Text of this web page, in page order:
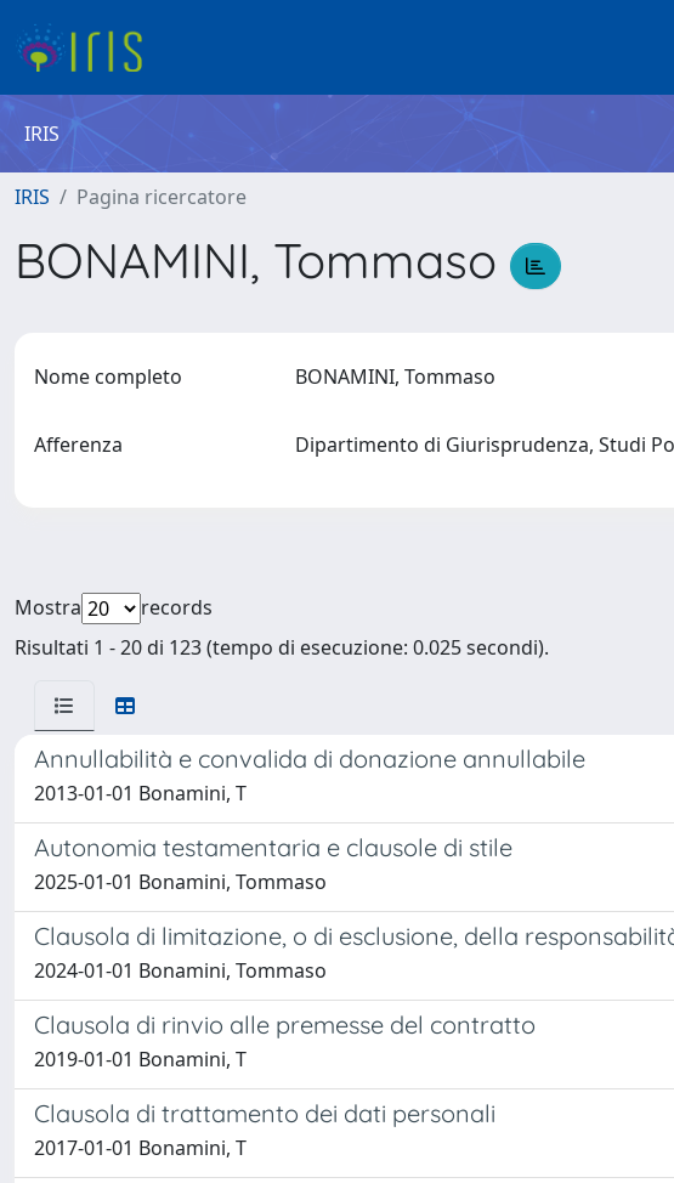
IRIS
IRIS Pagina ricercatore
BONAMINI, Tommaso
Nome completo BONAMINI, Tommaso
Afferenza Dipartimento di Giurisprudenza, Studi
Mostra
records
Risultati 1 - 20 di 123 (tempo di esecuzione: 0.025 secondi).
Annullabilità e convalida di donazione annullabile
2013-01-01 Bonamini, T
Autonomia testamentaria e clausole di stile
2025-01-01 Bonamini, Tommaso
Clausola di limitazione, o di esclusione, della
2024-01-01 Bonamini, Tommaso
Clausola di rinvio alle premesse del contratto
2019-01-01 Bonamini, T
Clausola di trattamento dei dati personali
2017-01-01 Bonamini, T